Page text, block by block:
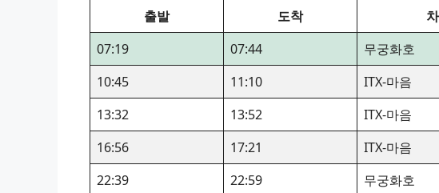
출발 도착
07:19
07:44 무궁화호
10:45
11:10 ITX-마음
13:32
13:52 ITX-마음
16:56
17:21 ITX-마음
22:39
22:59 무궁화호